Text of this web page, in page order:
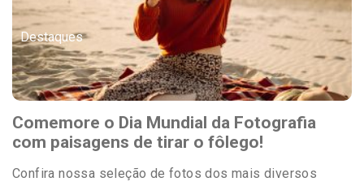
Destaques
Comemore o Dia Mundial da Fotografia
com paisagens de tirar o fôlego!
Confira nossa seleção de fotos dos mais diversos